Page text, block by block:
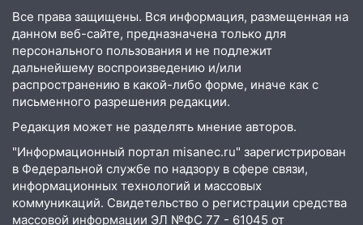
домов и выстрел за водку
07:50 Какая погоды будет днем 8
августа
06:45 Императорский мост в
Ульяновске останется закрытым до
утра 10 августа
05:18 Судьба готовит сюрприз: гороскоп
на 8 августа — кому повезет с
деньгами, а кого ждет неожиданная
встреча
Все права защищены. Вся информация, размещенная на
данном веб-сайте, предназначена только для
персонального пользования и не подлежит
дальнейшему воспроизведению и/или
распространению в какой-либо форме, иначе как с
письменного разрешения редакции.
Редакция может не разделять мнение авторов.
"Информационный портал misanec.ru" зарегистрирован
в Федеральной службе по надзору в сфере связи,
информационных технологий и массовых
коммуникаций. Свидетельство о регистрации средства
массовой информации ЭЛ №ФС 77 - 61045 от